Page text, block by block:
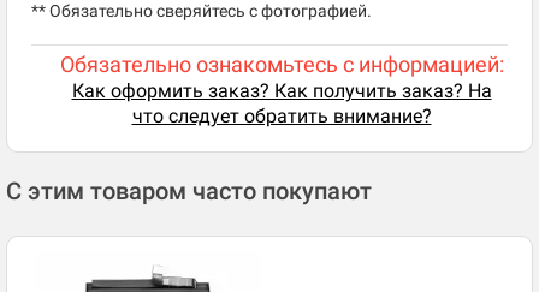
** Обязательно сверяйтесь с фотографией.
Обязательно ознакомьтесь с информацией:
Как оформить заказ? Как получить заказ? На
что следует обратить внимание?
С этим товаром часто покупают